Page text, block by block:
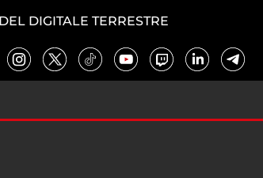
DIGITALE TERRESTRE